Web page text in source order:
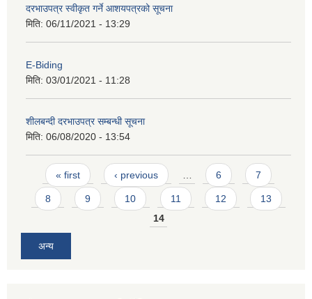
दरभाउपत्र स्वीकृत गर्ने आशयपत्रको सूचना
मिति: 06/11/2021 - 13:29
E-Biding
मिति: 03/01/2021 - 11:28
शीलबन्दी दरभाउपत्र सम्बन्धी सूचना
मिति: 06/08/2020 - 13:54
Pages
« first ‹ previous 6 7
8 9 10 11 12
13
14
अन्य